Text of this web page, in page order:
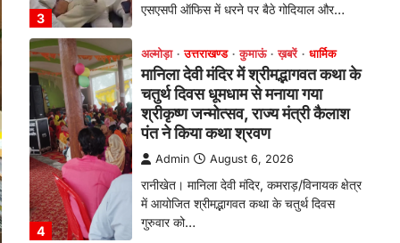
4
गुरुवार को…
1
अल्मोड़ा उत्तराखण्ड ख़बरें
इंटर-एपीएस सेंट्रल कमांड चेस
क्लस्टर-2 में याग्यिका कुंद्रा ने लहराया
परचम, अंडर-14 वर्ग में हासिल किया
प्रथम स्थान
Admin August 8, 2026
रानीखेत। आर्मी पब्लिक स्कूल रानीखेत की
प्रतिभाशाली छात्रा याग्यिका कुंद्रा ने अपनी
शानदार शतरंज प्रतिभा…